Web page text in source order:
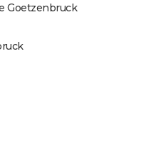
Goetzenbruck